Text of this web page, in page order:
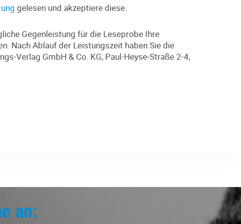
gelesen und akzeptiere diese.
Gegenleistung für die Leseprobe Ihre
Nach Ablauf der Leistungszeit haben Sie die
Verlag GmbH & Co. KG, Paul-Heyse-Straße 2-4,
an: